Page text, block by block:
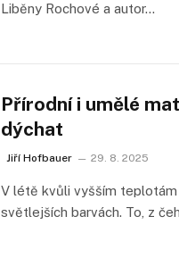
Liběny Rochové a autor…
Přírodní i umělé
dýchat
Jiří Hofbauer 29. 8. 2025
V létě kvůli vyšším teplotám
světlejších barvách. To, z